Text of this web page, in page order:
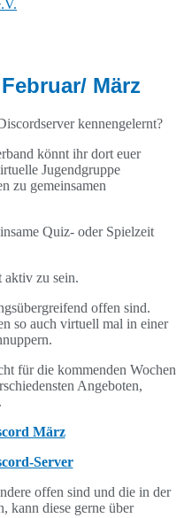
März
kennengelernt?
könnt ihr dort euer
Jugendgruppe
zu gemeinsamen
Quiz- oder Spielzeit
zu sein.
offen sind.
so auch virtuell mal in einer
für die kommenden Wochen
Angeboten,
März
Server
offen sind und die in der
kann diese gerne über